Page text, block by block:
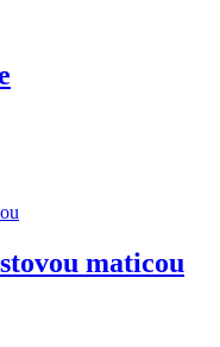
maticou